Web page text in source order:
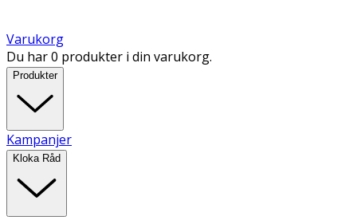
Varukorg
Du har 0 produkter i din varukorg.
Produkter
Kampanjer
Kloka Råd